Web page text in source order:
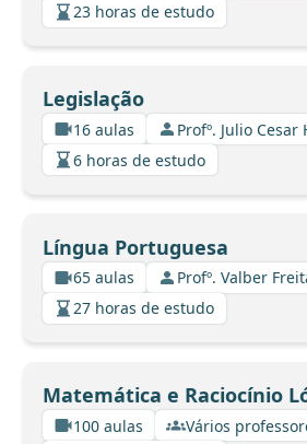
23 horas de estudo
Legislação
16 aulas
Profº. Julio Cesar
6 horas de estudo
Língua Portuguesa
65 aulas
Profº. Valber
27 horas de estudo
Matemática e Raciocínio
100 aulas
Vários